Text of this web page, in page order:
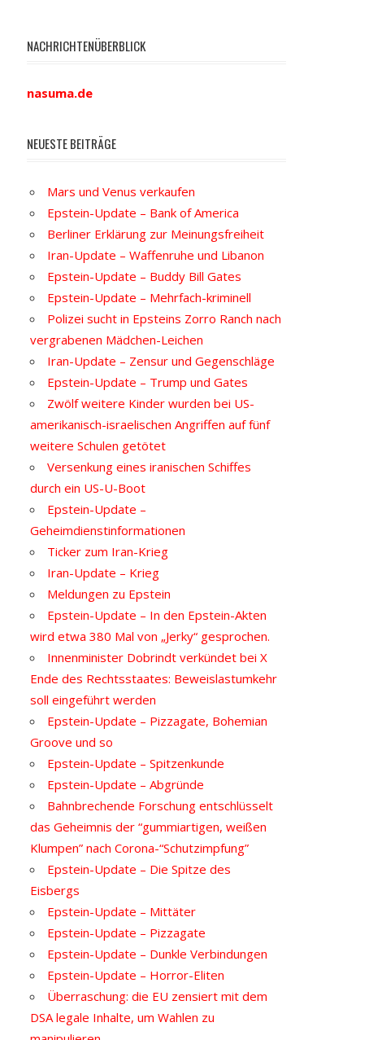
NACHRICHTENÜBERBLICK
nasuma.de
NEUESTE BEITRÄGE
Mars und Venus verkaufen
Epstein-Update – Bank of America
Berliner Erklärung zur Meinungsfreiheit
Iran-Update – Waffenruhe und Libanon
Epstein-Update – Buddy Bill Gates
Epstein-Update – Mehrfach-kriminell
Polizei sucht in Epsteins Zorro Ranch nach
vergrabenen Mädchen-Leichen
Iran-Update – Zensur und Gegenschläge
Epstein-Update – Trump und Gates
Zwölf weitere Kinder wurden bei US-
amerikanisch-israelischen Angriffen auf fünf
weitere Schulen getötet
Versenkung eines iranischen Schiffes
durch ein US-U-Boot
Epstein-Update –
Geheimdienstinformationen
Ticker zum Iran-Krieg
Iran-Update – Krieg
Meldungen zu Epstein
Epstein-Update – In den Epstein-Akten
wird etwa 380 Mal von „Jerky“ gesprochen.
Innenminister Dobrindt verkündet bei X
Ende des Rechtsstaates: Beweislastumkehr
soll eingeführt werden
Epstein-Update – Pizzagate, Bohemian
Groove und so
Epstein-Update – Spitzenkunde
Epstein-Update – Abgründe
Bahnbrechende Forschung entschlüsselt
das Geheimnis der “gummiartigen, weißen
Klumpen” nach Corona-“Schutzimpfung”
Epstein-Update – Die Spitze des
Eisbergs
Epstein-Update – Mittäter
Epstein-Update – Pizzagate
Epstein-Update – Dunkle Verbindungen
Epstein-Update – Horror-Eliten
Überraschung: die EU zensiert mit dem
DSA legale Inhalte, um Wahlen zu